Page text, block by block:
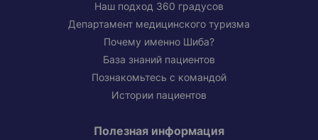
Наш подход 360 градусов
Департамент медицинского туризма
Почему именно Шиба?
База знаний пациентов
Познакомьтесь с командой
Истории пациентов
Полезная информация